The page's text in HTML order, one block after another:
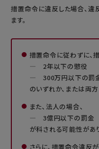
措置命令に違反した場合、
ます。
措置命令に従わずに、
― 2年以下の懲役
― 300万円以下の罰
のいずれか、または両
また、法人の場合、
― 3億円以下の罰金
が科される可能性があ
さらに、措置命令違反